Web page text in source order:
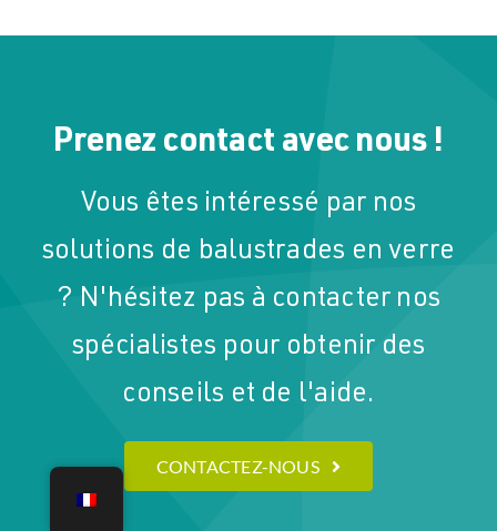
Prenez contact avec nous !
Vous êtes intéressé par nos
solutions de balustrades en verre
? N'hésitez pas à contacter nos
spécialistes pour obtenir des
conseils et de l'aide.
CONTACTEZ-NOUS